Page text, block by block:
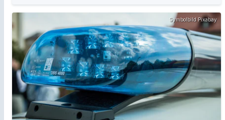
Symbolbild Pixabay